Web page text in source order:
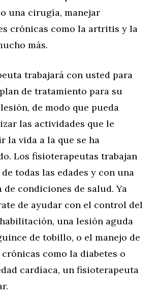
una cirugía, manejar
crónicas como la artritis y la
más.
trabajará con usted para
de tratamiento para su
de modo que pueda
las actividades que le
la vida a la que se ha
Los fisioterapeutas trabajan
todas las edades y con una
de condiciones de salud. Ya
de ayudar con el control del
una lesión aguda
de tobillo, o el manejo de
como la diabetes o
cardíaca, un fisioterapeuta